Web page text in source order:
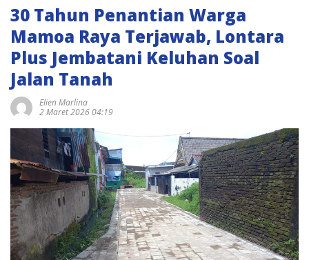
30 Tahun Penantian Warga
Mamoa Raya Terjawab, Lontara
Plus Jembatani Keluhan Soal
Jalan Tanah
Elien Marlina
2 Maret 2026 04:19